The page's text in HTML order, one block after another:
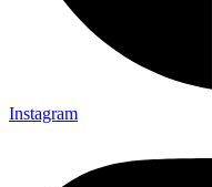
Instagram